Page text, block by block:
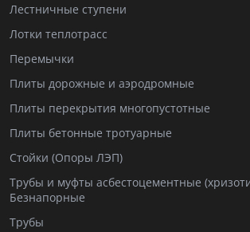
Лестничные ступени
Лотки теплотрасс
Перемычки
Плиты дорожные и аэродромные
Плиты перекрытия многопустотные
Плиты бетонные тротуарные
Стойки (Опоры ЛЭП)
Трубы и муфты асбестоцементные
Безнапорные
Трубы